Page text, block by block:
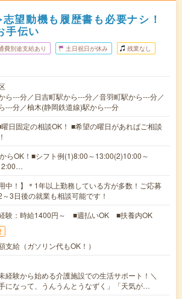
望動機も履歴書も必要ナシ！
手伝い
費別途支給あり 土日祝日が休み 残業なし
ら---分／日吉町駅から---分／音羽町駅から---分／
---分／柚木(静岡鉄道線)駅から---分
日固定の相談OK！ ■希望の曜日があればご相談
らOK！■シフト例(1)8:00～13:00(2)10:00～
中！】＊1年以上勤務している方が多数！ご応募
3日後の就業も相談可能です！
験：時給1400円～ ■週払いOK ■扶養内OK
支給（ガソリン代もOK！）
経験から始める介護施設での生活サポート！＼
になって、うんうんとうなずく」「天気が…